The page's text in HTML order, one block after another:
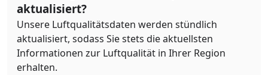
aktualisiert?
Unsere Luftqualitätsdaten werden stündlich
aktualisiert, sodass Sie stets die aktuellsten
Informationen zur Luftqualität in Ihrer Region
erhalten.